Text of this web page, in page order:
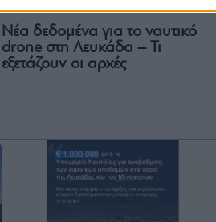
Κοινωνία
Νέα δεδομένα για το ναυτικό
drone στη Λευκάδα – Τι
εξετάζουν οι αρχές